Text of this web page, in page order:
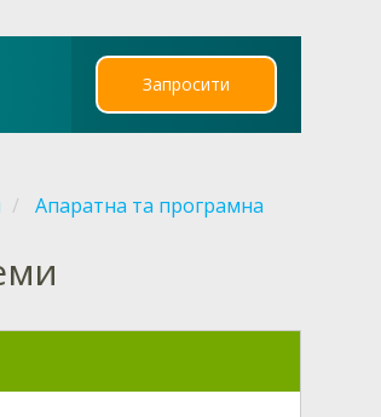
Запросити
Апаратна та програмна